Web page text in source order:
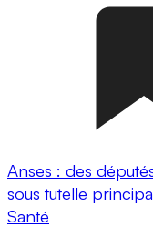
Anses : des
sous tutelle
Santé